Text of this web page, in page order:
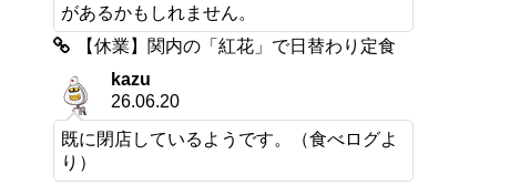
があるかもしれません。
【休業】関内の「紅花」で日替わり定食
kazu
26.06.20
既に閉店しているようです。（食べログよ
り）